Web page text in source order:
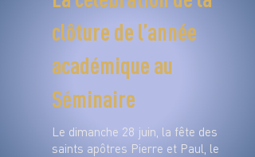
clôture de l’année
académique au
Séminaire
Le dimanche 28 juin, la fête des
saints apôtres Pierre et Paul, le